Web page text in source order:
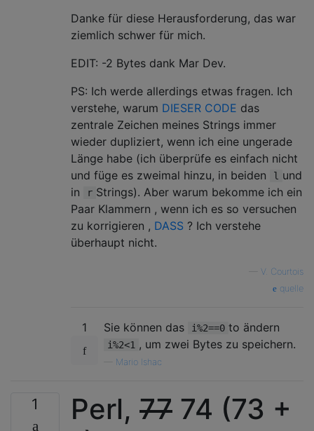
Danke für diese Herausforderung, das war
ziemlich schwer für mich.
EDIT: -2 ​​Bytes dank Mar Dev.
PS: Ich werde allerdings etwas fragen. Ich
verstehe, warum DIESER CODE das
zentrale Zeichen meines Strings immer
wieder dupliziert, wenn ich eine ungerade
Länge habe (ich überprüfe es einfach nicht
und füge es zweimal hinzu, in beiden
l und
in
r Strings). Aber warum bekomme ich ein
Paar Klammern , wenn ich es so versuchen
zu korrigieren , DASS ? Ich verstehe
überhaupt nicht.
V. Courtois
quelle
1 Sie können das i%2==0 to ändern
i%2<1 , um zwei Bytes zu speichern.
Mario Ishac
1 Perl, 77 74 (73 +